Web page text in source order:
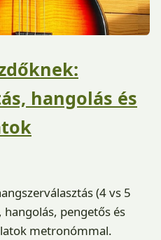
hangolás és
(4 vs 5
pengetős és
metronómmal.